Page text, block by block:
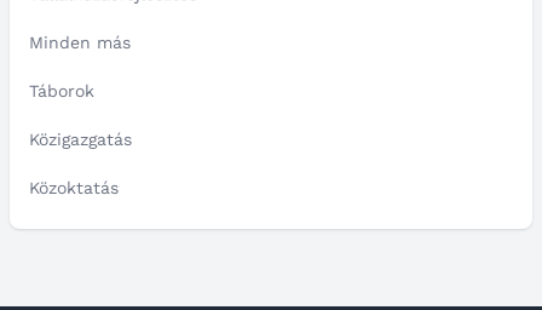
Minden más
Táborok
Közigazgatás
Közoktatás